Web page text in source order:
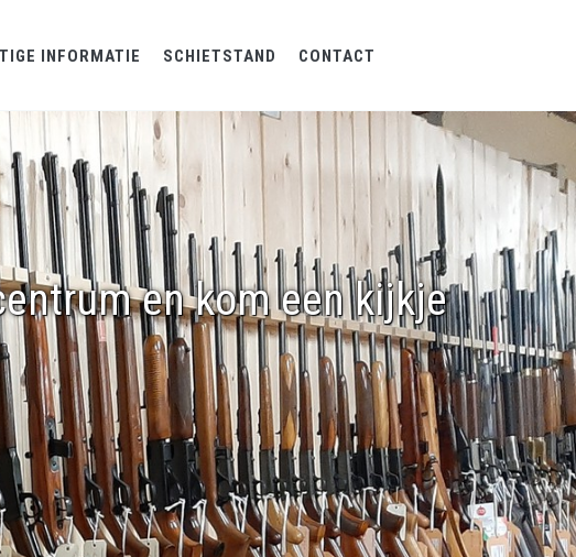
INFORMATIE SCHIETSTAND CONTACT
en kom een kijkje